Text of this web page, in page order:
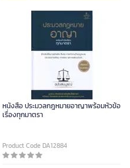
หนังสือ ประมวลกฎหมายอาญาพร้อมหัวข้อ
เรื่องทุกมาตรา
Product Code DA12884